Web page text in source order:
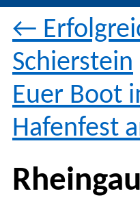
←
Schierstein
Euer Boot
Hafenfest